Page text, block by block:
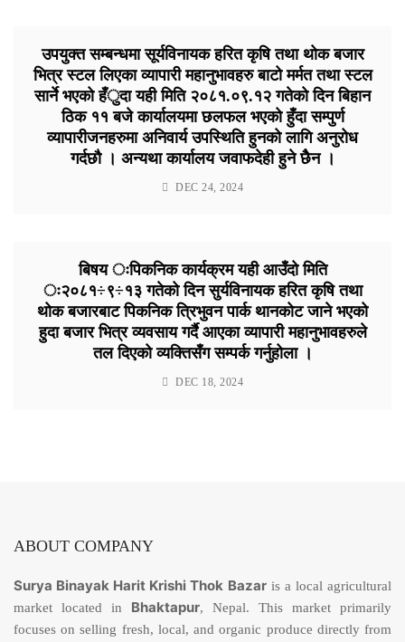
उपयुक्त सम्बन्धमा सूर्यविनायक हरित कृषि तथा थोक बजार
भित्र स्टल लिएका व्यापारी महानुभावहरु बाटो मर्मत तथा स्टल
सार्ने भएको हँुदा यही मिति २०८१.०९.१२ गतेको दिन बिहान
ठिक ११ बजे कार्यालयमा छलफल भएको हुँदा सम्पुर्ण
व्यापारीजनहरुमा अनिवार्य उपस्थिति हुनको लागि अनुरोध
गर्दछौ । अन्यथा कार्यालय जवाफदेही हुने छेैन ।
DEC 24, 2024
बिषय ःपिकनिक कार्यक्रम यही आउँदो मिति
ः२०८१÷९÷१३ गतेको दिन सुर्यविनायक हरित कृषि तथा
थोक बजारबाट पिकनिक त्रिभुवन पार्क थानकोट जाने भएको
हुदा बजार भित्र व्यवसाय गर्दै आएका व्यापारी महानुभावहरुले
तल दिएको व्यक्तिसँग सम्पर्क गर्नुहोला ।
DEC 18, 2024
ABOUT COMPANY
Surya Binayak Harit Krishi Thok Bazaris a local agricultural
market located in Bhaktapur, Nepal. This market primarily
focuses on selling fresh, local, and organic produce directly from